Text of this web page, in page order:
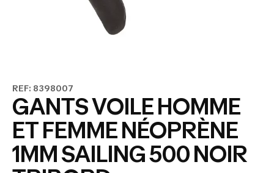
REF: 8398007
GANTS VOILE HOMME
ET FEMME NÉOPRÈNE
1MM SAILING 500 NOIR